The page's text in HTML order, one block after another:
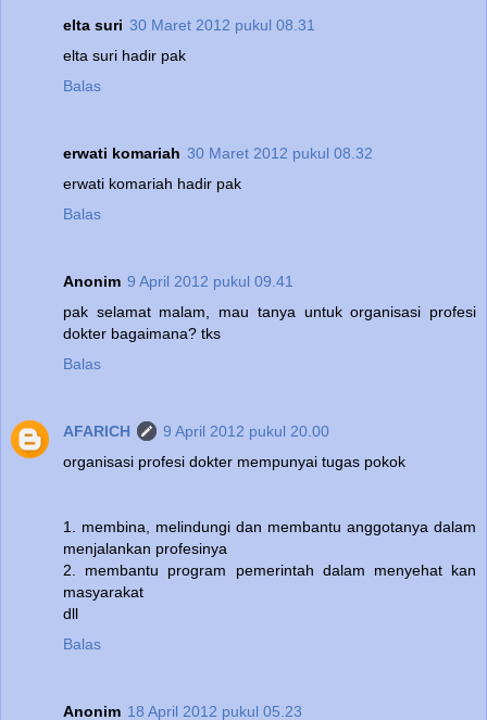
elta suri 30 Maret 2012 pukul 08.31
elta suri hadir pak
Balas
erwati komariah 30 Maret 2012 pukul 08.32
erwati komariah hadir pak
Balas
Anonim 9 April 2012 pukul 09.41
pak selamat malam, mau tanya untuk organisasi profesi
dokter bagaimana? tks
Balas
AFARICH
9 April 2012 pukul 20.00
organisasi profesi dokter mempunyai tugas pokok
1. membina, melindungi dan membantu anggotanya dalam
menjalankan profesinya
2. membantu program pemerintah dalam menyehat kan
masyarakat
dll
Balas
Anonim 18 April 2012 pukul 05.23